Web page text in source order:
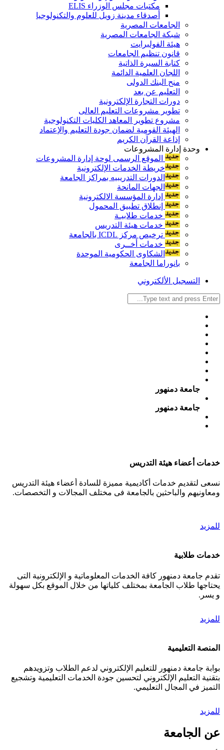
مكتبات مجلس الوزراء ELIS
أصدقاء مدينة زويل للعلوم والتكنولوجيا
الجامعات المصرية
شبكة الجامعات المصرية
هيئة الفولبرايت
قانون تنظيم الجامعات
كتابة السيرة الذاتية
اللجان العلمية الدائمة
منح البنك الدولى
التعليم عن بعد
دورات التجارة الإلكترونية
تطوير مشروعات التعليم العالى
مشروع تطوير المعاهد الكليات التكنولوجية
الهيئة القومية لضمان جودة التعليم والإعتماد
إذاعة القرآن الكريم
وحدة إدارة المشروعات
الموقع الرسمى لوحة إدارة المشروعات
خريطة الخدمات الإلكترونية
الدورات التدريبيه بمراكز الجامعة
الجهات المانحة
إدارة المؤسسة الالكترونية
إنطلاق تطبيق المحمول
خدمات طلابيـة
خدمات هيئة التدريس
ترخيص مركز ICDL بالجامعة
خدمات أخــرى
الشكاوى الحكومية الموحدة
بانوراما الجامعة
التسجيل الألكتروني
جامعة دمنهور
جامعة دمنهور
خدمات أعضاء هيئة التدريس
نسعى لتقديم خدمات أكاديمية مميزة للسادة أعضاء هيئة التدريس
ومعاونيهم والباحثين بالجامعة فى مختلف المجالات و التخصصات.
للمزيد
خدمات طلابية
تقدم جامعة دمنهور كافة الخدمات المعلوماتية و الإلكترونية التى
يحتاجها طلاب الجامعة بمختلف كلياتها من خلال الموقع بكل سهولة
و يسر.
للمزيد
المنصة التعليمية
بوابة جامعة دمنهور للتعليم الإلكتروني لدعم الطلاب وتزويدهم
بتقنية التعليم الإلكتروني لتحسين جودة الخدمات التعليمية وتشجيع
التميز في المجال التعليمي.
للمزيد
عن الجامعة